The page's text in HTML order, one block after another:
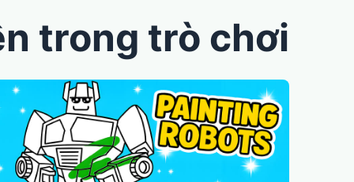
trong trò chơi